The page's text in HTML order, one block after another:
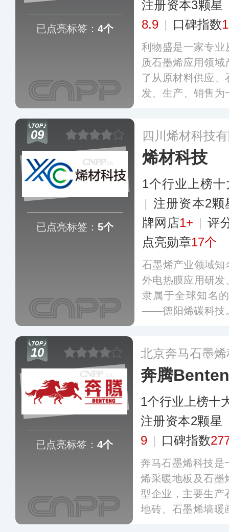
已点亮标签： 4个
注册资本3颗星
8.9 | 口碑指数
利物盛是一家专业
质石墨烯应用领
了从原材料供应
发、生产、销售
模块等生产线，
用领域，业务覆盖
09
已点亮标签： 5个
四川烯材科技
烯材科技
1个行业上榜
| 注册资本2颗
牌网店1+ | 评
点亮勋章17个
石墨烯产业领域
外电热膜应用研
隶属于全球知名
——德阳烯碳科技
毯、坐垫、地暖
更多
10
已点亮标签： 4个
北京奔马石墨
奔腾
1个行业上榜十
注册资本2颗星
9 | 口碑指数
奔马石墨烯科技是
烯采暖地板及石墨
型企业，主要生产
地砖、石墨烯墙暖